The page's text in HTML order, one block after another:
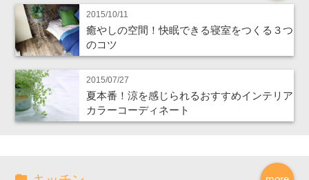
2015/10/11
癒やしの空間！快眠できる寝室をつくる３つ
のコツ
2015/07/27
夏本番！涼を感じられるおすすめインテリア
カラーコーディネート